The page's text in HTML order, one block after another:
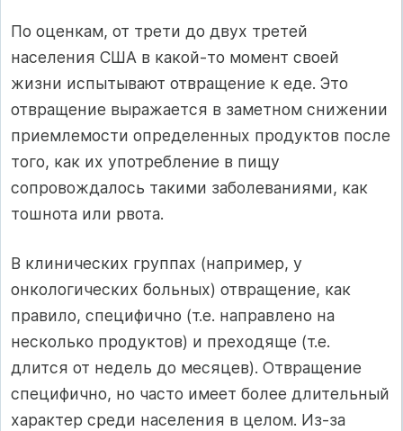
По оценкам, от трети до двух третей
населения США в какой-то момент своей
жизни испытывают отвращение к еде. Это
отвращение выражается в заметном снижении
приемлемости определенных продуктов после
того, как их употребление в пищу
сопровождалось такими заболеваниями, как
тошнота или рвота.
В клинических группах (например, у
онкологических больных) отвращение, как
правило, специфично (т.е. направлено на
несколько продуктов) и преходяще (т.е.
длится от недель до месяцев). Отвращение
специфично, но часто имеет более длительный
характер среди населения в целом. Из-за